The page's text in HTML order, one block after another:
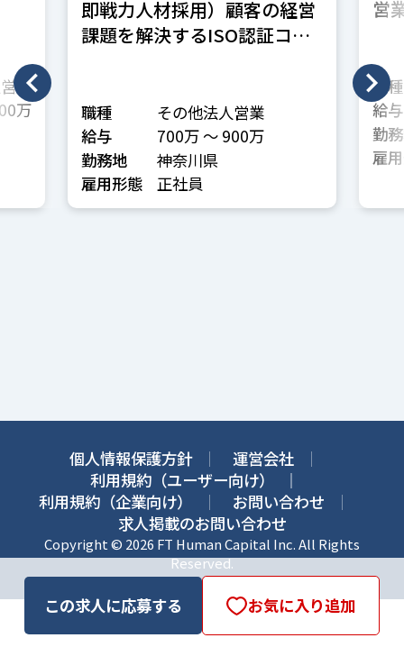
業
〜 700万
即戦力人材採用）顧客の経営
課題を解決するISO認証コン
職種
その他法人営業
給与
700万 〜 900万
勤務地
神奈川県
雇用形態
正社員
営
職種
給与
勤
雇
この求人に応募する お気に入り追加
個人情報保護方針
運営会社
利用規約（ユーザー向け）
利用規約（企業向け）
お問い合わせ
求人掲載のお問い合わせ
Copyright © 2026 FT Human Capital Inc. All Rights
Reserved.